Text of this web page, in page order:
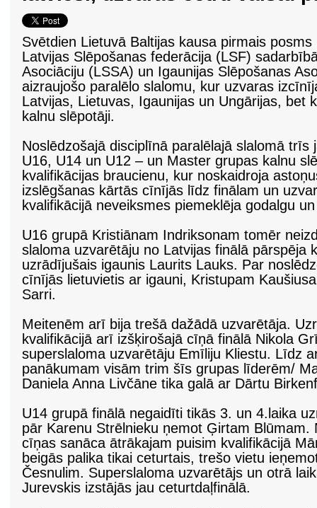
Svētdien Lietuvā Baltijas kausa pirmais
Latvijas Slēpošanas federācija (LSF)
Asociāciju (LSSA) un Igaunijas Slēpošanas
aizraujošo paralēlo slalomu, kur uzvaras
Latvijas, Lietuvas, Igaunijas un Ungārijas, bet
kalnu slēpotāji.
Noslēdzošajā disciplīnā paralēlajā slalomā trīs
U16, U14 un U12 –un Master grupas kalnu
kvalifikācijas braucienu, kur noskaidroja
izslēgšanas kārtās cīnījās līdz finālam un
kvalifikācijā neveiksmes piemeklēja godalgu
U16 grupā Kristiānam Indriksonam tomēr
slaloma uzvarētāju no Latvijas finālā pārspēja
uzrādījušais igaunis Laurits Lauks. Par
cīnījās lietuvietis ar igauni, Kristupam
Sarri.
Meitenēm arī bija trešā dažādā uzvarētāja.
kvalifikācijā arī izšķirošajā cīņā finālā Nikola
superslaloma uzvarētāju Emīliju Kliestu. Līdz
panākumam visām trim šīs grupas līderēm/
Daniela Anna Livčāne tika galā ar Dārtu
U14 grupā finālā negaidīti tikās 3. un 4.laika
pār Karenu Strēlnieku ņemot Ģirtam Blūmam.
cīņas sanāca ātrākajam puisim kvalifikācijā
beigās palika tikai ceturtais, trešo vietu
Česnulim. Superslaloma uzvarētājs un otrā
Jurevskis izstājās jau ceturtdaļfinālā.